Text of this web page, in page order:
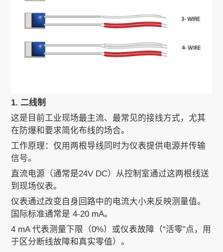
1. 二线制
这是目前工业现场最主流、最常见的接线方式，尤其
在防爆和要求简化布线的场合。
工作原理：仅用两根导线同时为仪表提供电源并传输
信号。
直流电源（通常是24V DC）从控制室通过这两根线送
到现场仪表。
仪表通过改变自身回路中的电流大小来反映测量值。
国际标准通常是 4-20 mA。
4 mA 代表测量下限（0%）或仪表故障（“活零”点，用
于区分断线故障和真实零值）。